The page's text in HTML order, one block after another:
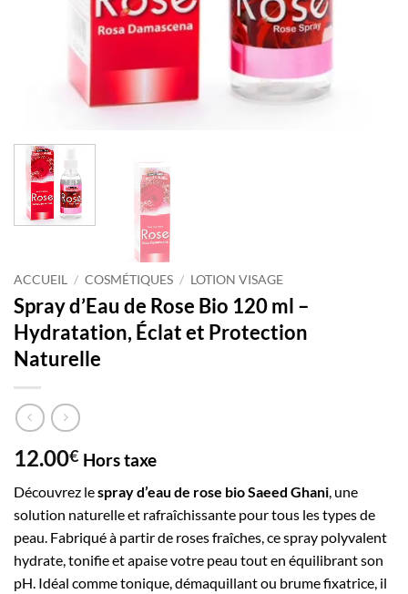
ACCUEIL / COSMÉTIQUES / LOTION VISAGE
Spray d’Eau de Rose Bio 120 ml –
Hydratation, Éclat et Protection
Naturelle
12.00€ Hors taxe
Découvrez lespray d’eau de rose bio Saeed Ghani, une
solution naturelle et rafraîchissante pour tous les types de
peau. Fabriqué à partir de roses fraîches, ce spray polyvalent
hydrate, tonifie et apaise votre peau tout en équilibrant son
pH. Idéal comme tonique, démaquillant ou brume fixatrice, il